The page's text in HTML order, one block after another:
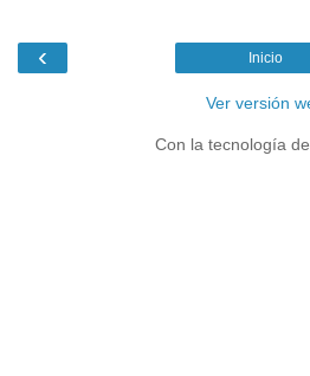
‹ Inicio
Ver versión
Con la tecnología de